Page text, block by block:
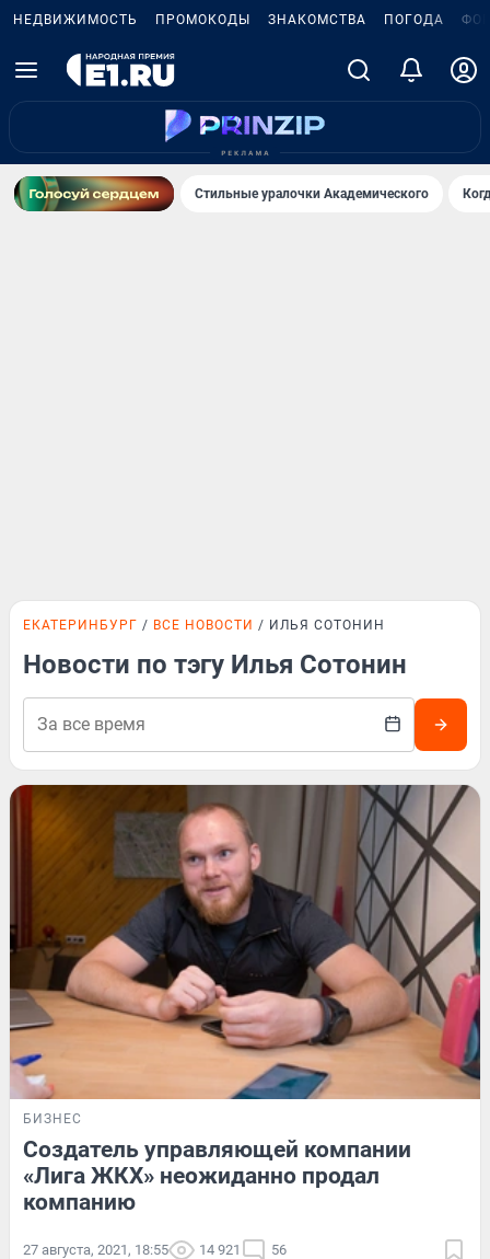
НЕДВИЖИМОСТЬ ПРОМОКОДЫ ЗНАКОМСТВА ПОГОДА
Стильные уралочки Академического
ЕКАТЕРИНБУРГ ВСЕ НОВОСТИ ИЛЬЯ СОТОНИН
Новости по тэгу Илья Сотонин
БИЗНЕС
Создатель управляющей компании
«Лига ЖКХ» неожиданно продал
компанию
27 августа, 2021, 18:55 14 921 56